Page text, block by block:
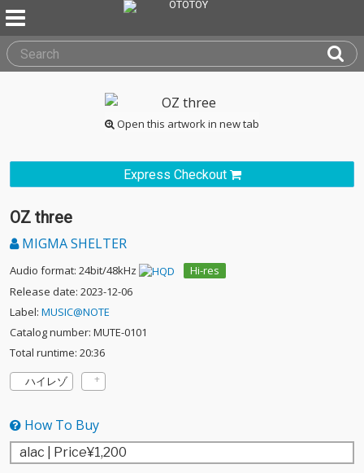
Open this artwork in new tab
Express Checkout
OZ three
MIGMA SHELTER
Audio format: 24bit/48kHz
Hi-res
Release date: 2023-12-06
Label: MUSIC@NOTE
Catalog number: MUTE-0101
Total runtime: 20:36
ハイレゾ
How To Buy